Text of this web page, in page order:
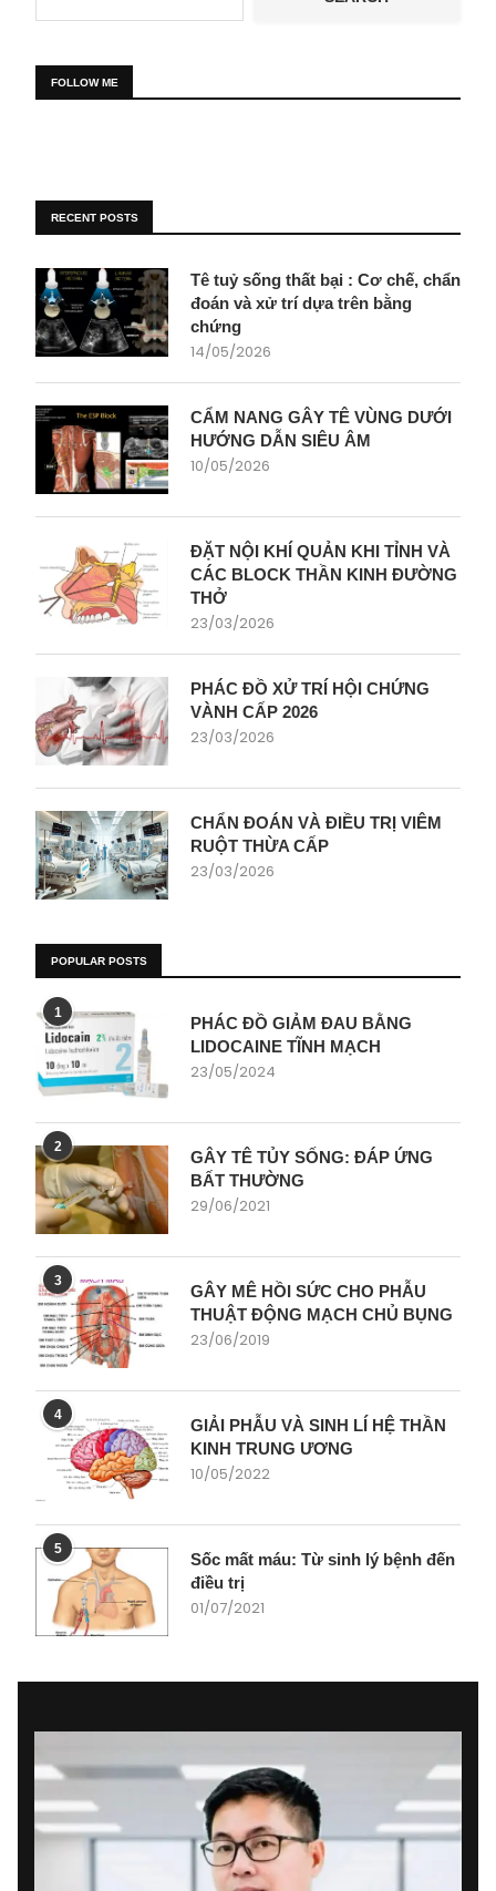
FOLLOW ME
RECENT POSTS
Tê tuỷ sống thất bại : Cơ chế, chẩn
đoán và xử trí dựa trên bằng
chứng
14/05/2026
CẨM NANG GÂY TÊ VÙNG DƯỚI
HƯỚNG DẪN SIÊU ÂM
10/05/2026
ĐẶT NỘI KHÍ QUẢN KHI TỈNH VÀ
CÁC BLOCK THẦN KINH ĐƯỜNG
THỞ
23/03/2026
PHÁC ĐỒ XỬ TRÍ HỘI CHỨNG
VÀNH CẤP 2026
23/03/2026
CHẨN ĐOÁN VÀ ĐIỀU TRỊ VIÊM
RUỘT THỪA CẤP
23/03/2026
POPULAR POSTS
1
PHÁC ĐỒ GIẢM ĐAU BẰNG
LIDOCAINE TĨNH MẠCH
23/05/2024
2
GÂY TÊ TỦY SỐNG: ĐÁP ỨNG
BẤT THƯỜNG
29/06/2021
3
GÂY MÊ HỒI SỨC CHO PHẪU
THUẬT ĐỘNG MẠCH CHỦ BỤNG
23/06/2019
4
GIẢI PHẪU VÀ SINH LÍ HỆ THẦN
KINH TRUNG ƯƠNG
10/05/2022
5
Sốc mất máu: Từ sinh lý bệnh đến
điều trị
01/07/2021